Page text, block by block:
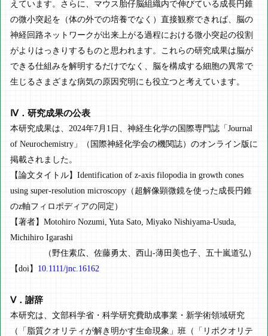
えています。さらに、マウス胎仔脳組織内で伸びている成長円錐
の微小突起を（体の外での培養でなく）直接観察できれば、脳の
神経回路ネットワークが出来上がる過程における微小突起の役割
がよりはっきりするものと思われます。これらの研究成果は脳が
できる仕組みを解明するだけでなく、脳を構成する細胞の異常で
生じるさまざまな病気の原因究明にも役立つと考えています。
Ⅳ．研究成果の公表
本研究成果は、2024年7月1日、神経生化学の国際専門誌「Journal
of Neurochemistry」（国際神経化学会の機関誌）のオンライン版に
掲載されました。
【論文タイトル】Identification of z-axis filopodia in growth cones
using super-resolution microscopy（超解像顕微鏡を使った成長円錐
のz軸フィロポディアの同定）
【著者】Motohiro Nozumi, Yuta Sato, Miyako Nishiyama-Usuda,
Michihiro Igarashi
（野住素広、佐藤勇太、西山-薄田美也子、五十嵐道弘）
【doi】 10.1111/jnc.16162
Ⅴ．謝辞
本研究は、文部科学省・科学研究費助成事業・新学術領域研究
（「脂質クオリティが解き明かす生命現象」班（「リポクオリテ